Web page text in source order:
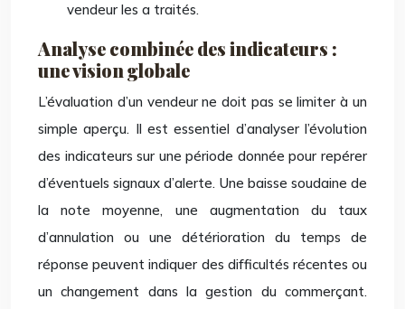
vendeur les a traités.
Analyse combinée des indicateurs :
une vision globale
L’évaluation d’un vendeur ne doit pas se limiter à un
simple aperçu. Il est essentiel d’analyser l’évolution
des indicateurs sur une période donnée pour repérer
d’éventuels signaux d’alerte. Une baisse soudaine de
la note moyenne, une augmentation du taux
d’annulation ou une détérioration du temps de
réponse peuvent indiquer des difficultés récentes ou
un changement dans la gestion du commerçant.